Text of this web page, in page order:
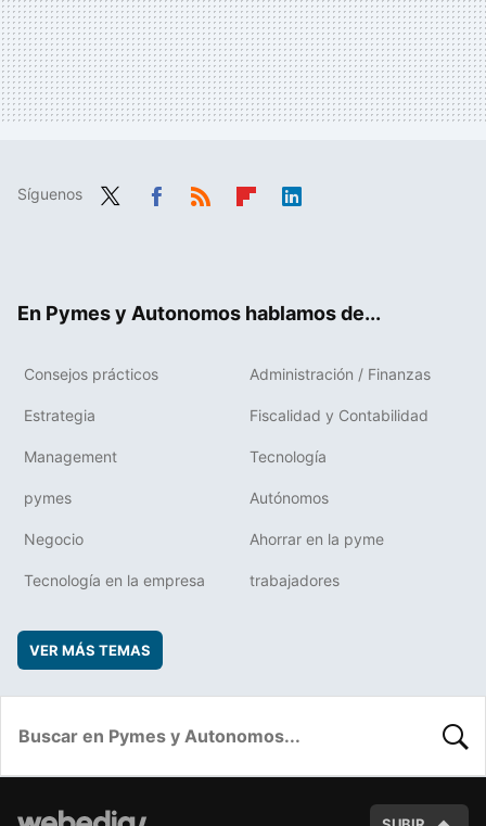
Síguenos
En Pymes y Autonomos hablamos de...
Consejos prácticos Administración / Finanzas
Estrategia Fiscalidad y Contabilidad
Management Tecnología
pymes Autónomos
Negocio Ahorrar en la pyme
Tecnología en la empresa trabajadores
VER MÁS TEMAS